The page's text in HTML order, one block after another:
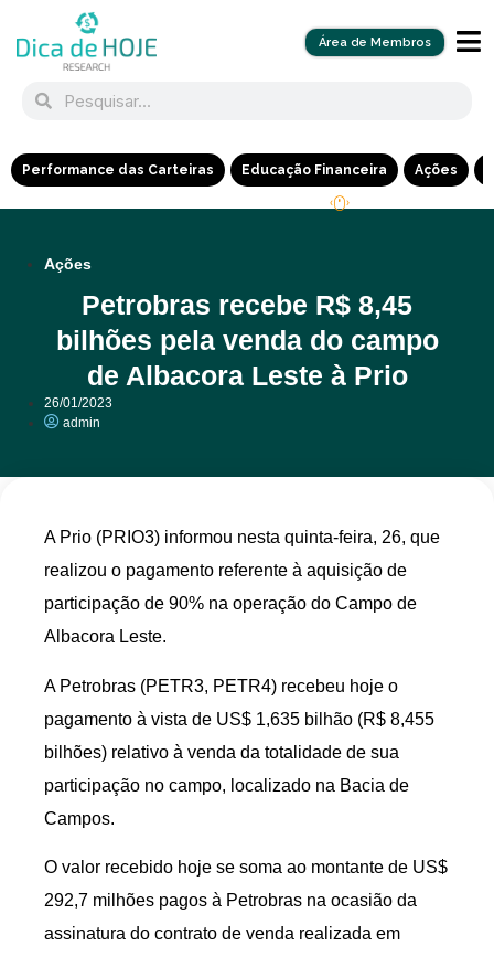
Área de Membros
Performance das Carteiras Educação Financeira Ações
Ações
Petrobras recebe R$ 8,45
bilhões pela venda do campo
de Albacora Leste à Prio
26/01/2023
admin
A Prio (PRIO3) informou nesta quinta-feira, 26, que
realizou o pagamento referente à aquisição de
participação de 90% na operação do Campo de
Albacora Leste.
A Petrobras (PETR3, PETR4) recebeu hoje o
pagamento à vista de US$ 1,635 bilhão (R$ 8,455
bilhões) relativo à venda da totalidade de sua
participação no campo, localizado na Bacia de
Campos.
O valor recebido hoje se soma ao montante de US$
292,7 milhões pagos à Petrobras na ocasião da
assinatura do contrato de venda realizada em